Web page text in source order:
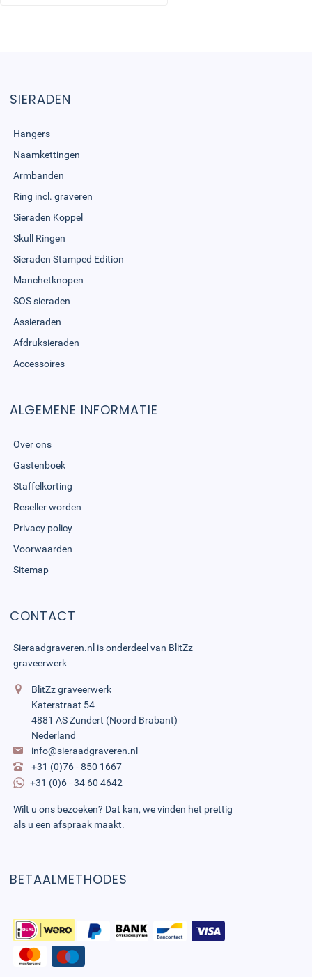
SIERADEN
Hangers
Naamkettingen
Armbanden
Ring incl. graveren
Sieraden Koppel
Skull Ringen
Sieraden Stamped Edition
Manchetknopen
SOS sieraden
Assieraden
Afdruksieraden
Accessoires
ALGEMENE INFORMATIE
Over ons
Gastenboek
Staffelkorting
Reseller worden
Privacy policy
Voorwaarden
Sitemap
CONTACT
Sieraadgraveren.nl is onderdeel van BlitZz
graveerwerk
BlitZz graveerwerk
Katerstraat 54
4881 AS Zundert (Noord Brabant)
Nederland
info@sieraadgraveren.nl
+31 (0)76 - 850 1667
+31 (0)6 - 34 60 4642
Wilt u ons bezoeken? Dat kan, we vinden het prettig
als u een afspraak maakt.
BETAALMETHODES